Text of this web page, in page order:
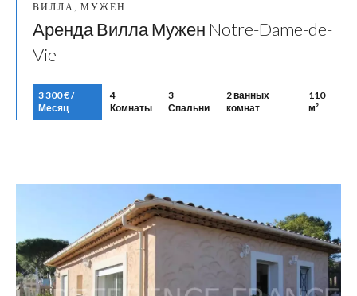
ВИЛЛА, МУЖЕН
Аренда Вилла Мужен Notre-Dame-de-
Vie
3 300 € /
Месяц
4
Комнаты
3
Спальни
2 ванных
комнат
110
м²